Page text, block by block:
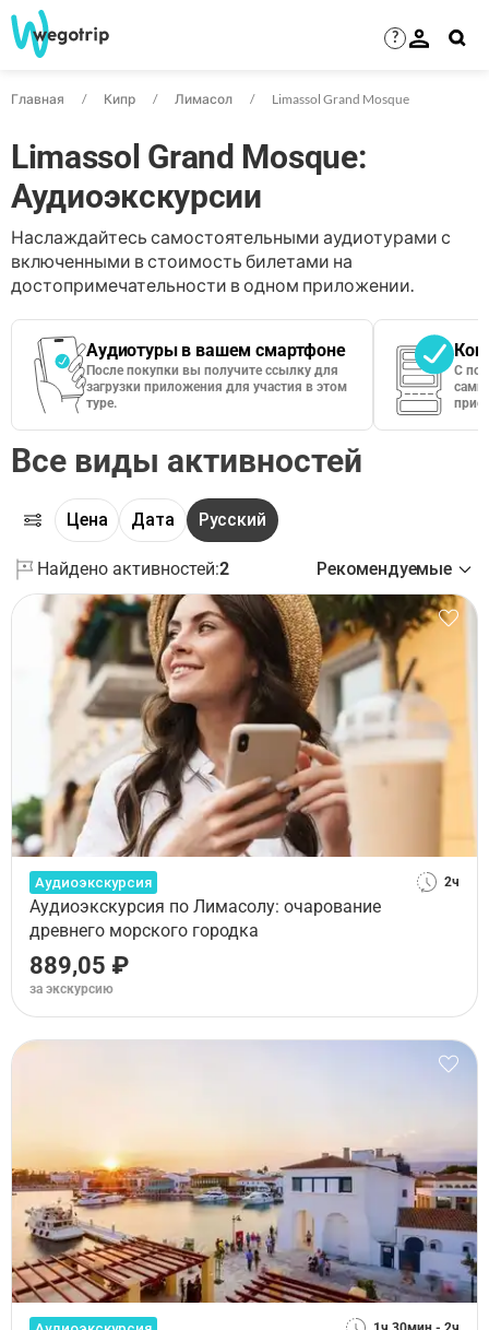
?
Главная Кипр Лимасол Limassol Grand Mosque
Limassol Grand Mosque:
Аудиоэкскурсии
Наслаждайтесь самостоятельными аудиотурами с
включенными в стоимость билетами на
достопримечательности в одном приложении.
Аудиотуры в вашем смартфоне
После покупки вы получите ссылку для
загрузки приложения для участия в этом
туре.
С
сами
Все виды активностей
Цена Дата Русский
Найдено активностей:2 Рекомендуемые
Аудиоэкскурсия 2ч
Аудиоэкскурсия по Лимасолу: очарование
древнего морского городка
889,05 ₽
за экскурсию